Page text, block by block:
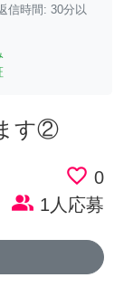
信時間: 30分以
す②
favorite_border 0
people_alt 1人応募